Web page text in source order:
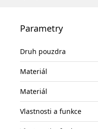
Parametry
Druh pouzdra
Materiál
Materiál
Vlastnosti a funkce